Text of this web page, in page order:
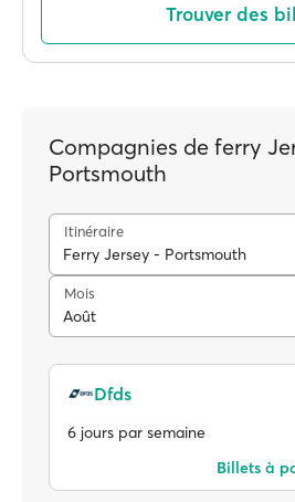
Trouver des
Compagnies de ferry
Portsmouth
Itinéraire
Ferry Jersey - Portsmouth
Mois
Août
Dfds
6 jours par semaine
Billets à